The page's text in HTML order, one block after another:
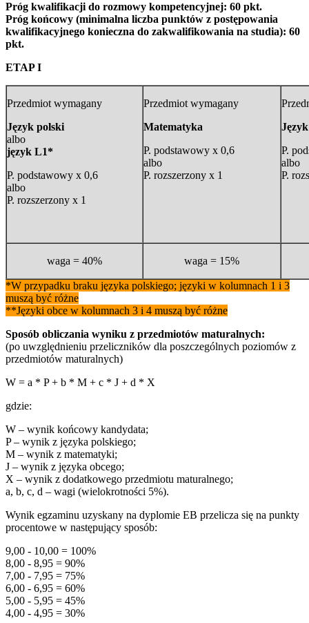
Próg kwalifikacji do rozmowy kompetencyjnej: 60 pkt.
Próg końcowy (minimalna liczba punktów z postępowania
kwalifikacyjnego konieczna do zakwalifikowania na studia): 60
pkt.
ETAP I
Przedmiot wymagany
Język polski
albo
język L1*
P. podstawowy x 0,6
albo
P. rozszerzony x 1
Przedmiot wymagany
Matematyka
P. podstawowy x 0,6
albo
P. rozszerzony x 1
P.
albo
P.
waga = 40% waga = 15%
*W przypadku braku języka polskiego; języki w kolumnach 1 i 3
muszą być różne
**Języki obce w kolumnach 3 i 4 muszą być różne
Sposób obliczania wyniku z przedmiotów maturalnych:
(po uwzględnieniu przeliczników dla poszczególnych poziomów z
przedmiotów maturalnych)
W = a * P + b * M + c * J + d * X
gdzie:
W – wynik końcowy kandydata;
P – wynik z języka polskiego;
M – wynik z matematyki;
J – wynik z języka obcego;
X – wynik z dodatkowego przedmiotu maturalnego;
a, b, c, d – wagi (wielokrotności 5%).
Wynik egzaminu uzyskany na dyplomie EB przelicza się na punkty
procentowe w następujący sposób:
9,00 - 10,00 = 100%
8,00 - 8,95 = 90%
7,00 - 7,95 = 75%
6,00 - 6,95 = 60%
5,00 - 5,95 = 45%
4,00 - 4,95 = 30%